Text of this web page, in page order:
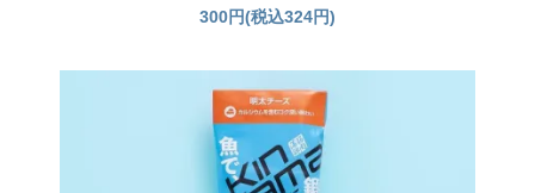
300円(税込324円)